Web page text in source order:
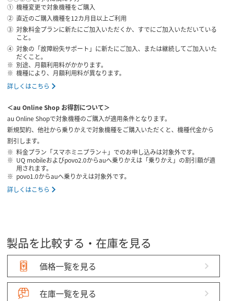
機種変更で対象機種をご購入
直近のご購入機種を12カ月目以上ご利用
対象料金プランに新たにご加入いただくか、すでにご加入いただいている
こと。
対象の「故障紛失サポート」に新たにご加入、または継続してご加入いた
だくこと。
別途、月額利用料がかかります。
機種により、月額利用料が異なります。
詳しくはこちら
＜au Online Shop お得割について＞
au Online Shopで対象機種のご購入が適用条件となります。
新規契約、他社から乗りかえで対象機種をご購入いただくと、機種代金から
割引します。
料金プラン「スマホミニプラン＋」でのお申し込みは対象外です。
UQ mobileおよびpovo2.0からauへ乗りかえは「乗りかえ」の割引額が適
用されます。
povo1.0からauへ乗りかえは対象外です。
詳しくはこちら
製品を比較する・在庫を見る
価格一覧を見る
在庫一覧を見る